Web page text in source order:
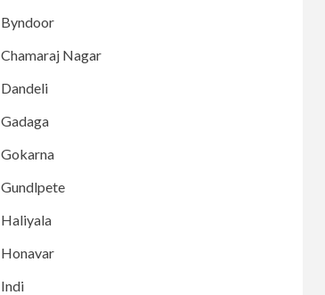
Byndoor
Chamaraj Nagar
Dandeli
Gadaga
Gokarna
Gundlpete
Haliyala
Honavar
Indi